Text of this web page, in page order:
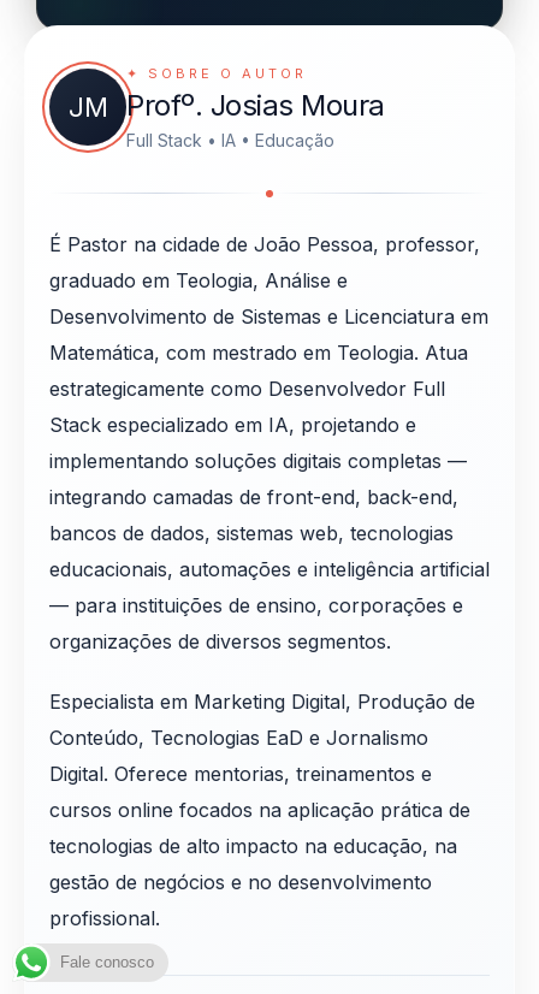
JM
✦ SOBRE O AUTOR
Profº. Josias Moura
Full Stack • IA • Educação
É Pastor na cidade de João Pessoa, professor,
graduado em Teologia, Análise e
Desenvolvimento de Sistemas e Licenciatura em
Matemática, com mestrado em Teologia. Atua
estrategicamente como Desenvolvedor Full
Stack especializado em IA, projetando e
implementando soluções digitais completas —
integrando camadas de front-end, back-end,
bancos de dados, sistemas web, tecnologias
educacionais, automações e inteligência artificial
— para instituições de ensino, corporações e
organizações de diversos segmentos.
Especialista em Marketing Digital, Produção de
Conteúdo, Tecnologias EaD e Jornalismo
Digital. Oferece mentorias, treinamentos e
cursos online focados na aplicação prática de
tecnologias de alto impacto na educação, na
gestão de negócios e no desenvolvimento
profissional.
Fale conosco